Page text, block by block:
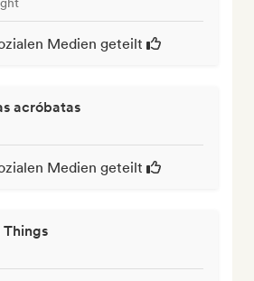
Medien geteilt
acróbatas
Medien geteilt